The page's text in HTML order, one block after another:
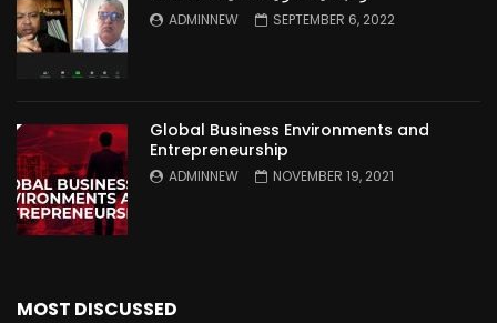
ADMINNEW SEPTEMBER 6, 2022
Global Business Environments and
Entrepreneurship
ADMINNEW NOVEMBER 19, 2021
MOST DISCUSSED